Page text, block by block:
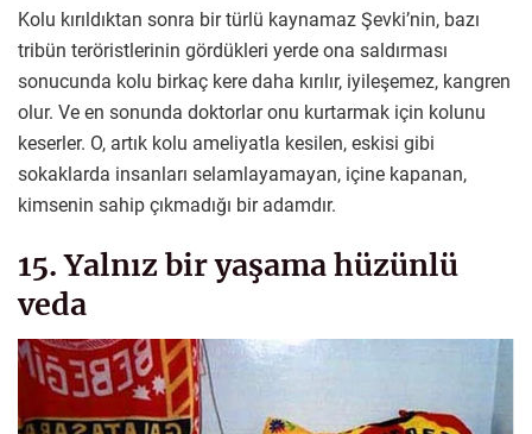
Kolu kırıldıktan sonra bir türlü kaynamaz Şevki’nin, bazı
tribün teröristlerinin gördükleri yerde ona saldırması
sonucunda kolu birkaç kere daha kırılır, iyileşemez, kangren
olur. Ve en sonunda doktorlar onu kurtarmak için kolunu
keserler. O, artık kolu ameliyatla kesilen, eskisi gibi
sokaklarda insanları selamlayamayan, içine kapanan,
kimsenin sahip çıkmadığı bir adamdır.
15. Yalnız bir yaşama hüzünlü
veda